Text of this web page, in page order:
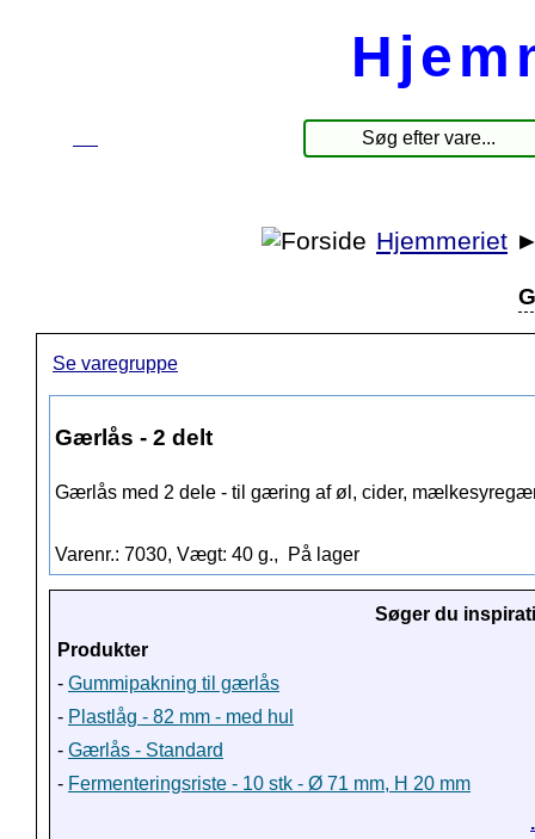
Hjemmeriet
Se varegruppe
Gærlås - 2 delt
Gærlås med 2 dele - til gæring af øl, cider,
Varenr.: 7030, Vægt: 40 g., På lager
Søger du
Produkter
- Gummipakning til gærlås
- Plastlåg - 82 mm - med hul
- Gærlås - Standard
- Fermenteringsriste - 10 stk - Ø 71 mm, H 20 mm